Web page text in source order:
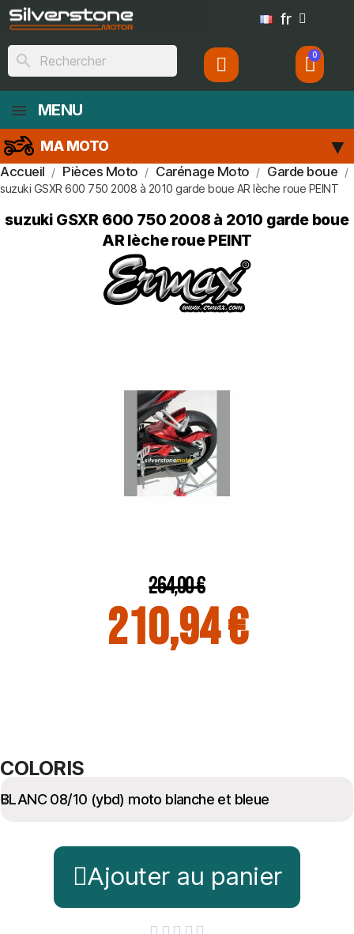
fr
search
MENU
MA MOTO
Accueil Pièces Moto Carénage Moto Garde boue
suzuki GSXR 600 750 2008 à 2010 garde boue AR lèche roue PEINT
suzuki GSXR 600 750 2008 à 2010 garde boue
AR lèche roue PEINT
264,00 €
210,94 €
COLORIS
Ajouter au panier